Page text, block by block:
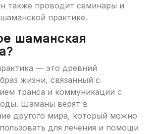
также проводит семинары и
практике.
шаманская
— это древний
жизни, связанный с
транса и коммуникации с
Шаманы верят в
другого мира, который можно
для лечения и помощи